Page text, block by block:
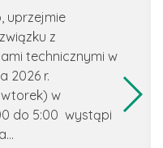
uprzejmie
z
technicznymi w
2026 r.
wtorek) w
do 5:00 wystąpi